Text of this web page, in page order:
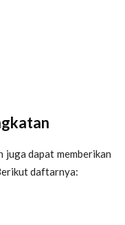
juga dapat memberikan
daftarnya: